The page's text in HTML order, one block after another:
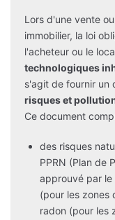
Lors d'une vente
immobilier, la loi
l'acheteur ou le
technologiques
s'agit de fournir un
risques et
Ce document
des risques
PPRN (Plan de
approuvé par
(pour les zones
radon (pour les